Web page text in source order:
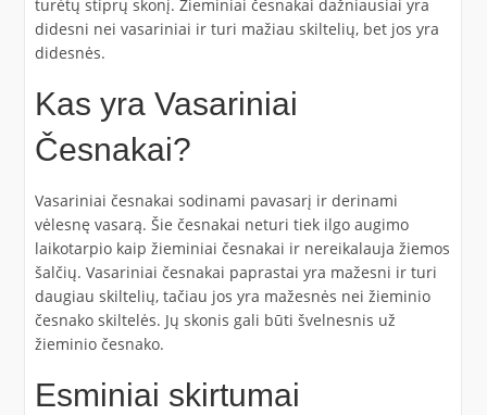
turėtų stiprų skonį. Žieminiai česnakai dažniausiai yra
didesni nei vasariniai ir turi mažiau skiltelių, bet jos yra
didesnės.
Kas yra Vasariniai
Česnakai?
Vasariniai česnakai sodinami pavasarį ir derinami
vėlesnę vasarą. Šie česnakai neturi tiek ilgo augimo
laikotarpio kaip žieminiai česnakai ir nereikalauja žiemos
šalčių. Vasariniai česnakai paprastai yra mažesni ir turi
daugiau skiltelių, tačiau jos yra mažesnės nei žieminio
česnako skiltelės. Jų skonis gali būti švelnesnis už
žieminio česnako.
Esminiai skirtumai